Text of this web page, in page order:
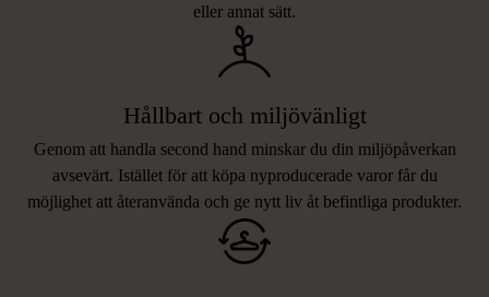
eller annat sätt.
Hållbart och miljövänligt
Genom att handla second hand minskar du din miljöpåverkan
avsevärt. Istället för att köpa nyproducerade varor får du
möjlighet att återanvända och ge nytt liv åt befintliga produkter.